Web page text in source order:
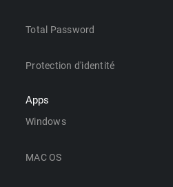
Total Password
Protection d'identité
Apps
Windows
MAC OS